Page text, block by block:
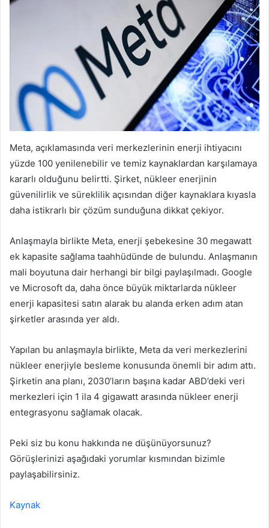
Meta, açıklamasında veri merkezlerinin enerji ihtiyacını
yüzde 100 yenilenebilir ve temiz kaynaklardan karşılamaya
kararlı olduğunu belirtti. Şirket, nükleer enerjinin
güvenilirlik ve süreklilik açısından diğer kaynaklara kıyasla
daha istikrarlı bir çözüm sunduğuna dikkat çekiyor.
Anlaşmayla birlikte Meta, enerji şebekesine 30 megawatt
ek kapasite sağlama taahhüdünde de bulundu. Anlaşmanın
mali boyutuna dair herhangi bir bilgi paylaşılmadı. Google
ve Microsoft da, daha önce büyük miktarlarda nükleer
enerji kapasitesi satın alarak bu alanda erken adım atan
şirketler arasında yer aldı.
Yapılan bu anlaşmayla birlikte, Meta da veri merkezlerini
nükleer enerjiyle besleme konusunda önemli bir adım attı.
Şirketin ana planı, 2030’ların başına kadar ABD’deki veri
merkezleri için 1 ila 4 gigawatt arasında nükleer enerji
entegrasyonu sağlamak olacak.
Peki siz bu konu hakkında ne düşünüyorsunuz?
Görüşlerinizi aşağıdaki yorumlar kısmından bizimle
paylaşabilirsiniz.
Kaynak